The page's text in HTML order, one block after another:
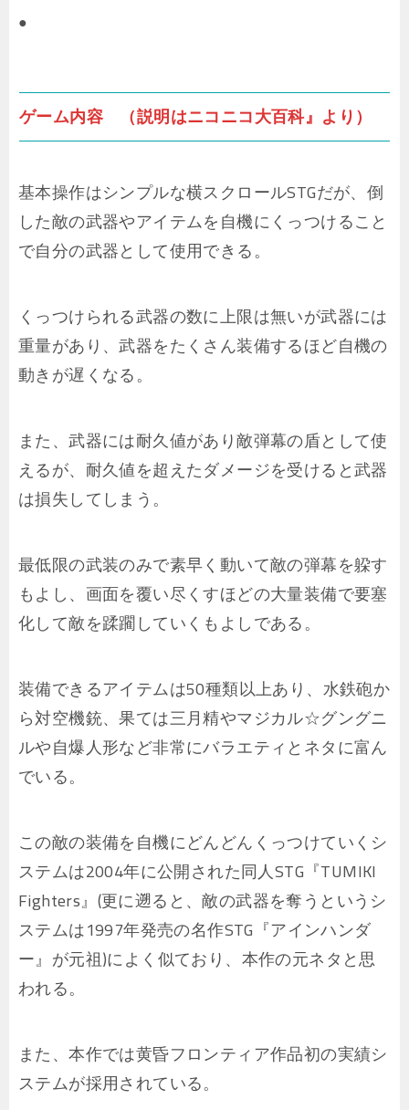
●
ゲーム内容 （説明はニコニコ大百科』より）
基本操作はシンプルな横スクロールSTGだが、倒
した敵の武器やアイテムを自機にくっつけること
で自分の武器として使用できる。
くっつけられる武器の数に上限は無いが武器には
重量があり、武器をたくさん装備するほど自機の
動きが遅くなる。
また、武器には耐久値があり敵弾幕の盾として使
えるが、耐久値を超えたダメージを受けると武器
は損失してしまう。
最低限の武装のみで素早く動いて敵の弾幕を躱す
もよし、画面を覆い尽くすほどの大量装備で要塞
化して敵を蹂躙していくもよしである。
装備できるアイテムは50種類以上あり、水鉄砲か
ら対空機銃、果ては三月精やマジカル☆グングニ
ルや自爆人形など非常にバラエティとネタに富ん
でいる。
この敵の装備を自機にどんどんくっつけていくシ
ステムは2004年に公開された同人STG『TUMIKI
Fighters』(更に遡ると、敵の武器を奪うというシ
ステムは1997年発売の名作STG『アインハンダ
ー』が元祖)によく似ており、本作の元ネタと思
われる。
また、本作では黄昏フロンティア作品初の実績シ
ステムが採用されている。